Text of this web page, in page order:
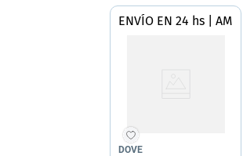
ENVÍO EN 24 hs | AMBA
DOVE